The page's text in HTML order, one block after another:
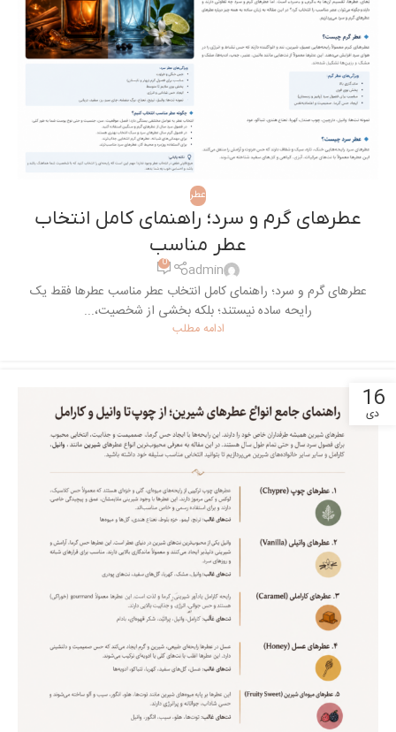
عطر
عطرهای گرم و سرد؛ راهنمای کامل انتخاب
عطر مناسب
admin
0
عطرهای گرم و سرد؛ راهنمای کامل انتخاب عطر مناسب عطرها فقط یک
رایحه ساده نیستند؛ بلکه بخشی از شخصیت،...
ادامه مطلب
16
دی